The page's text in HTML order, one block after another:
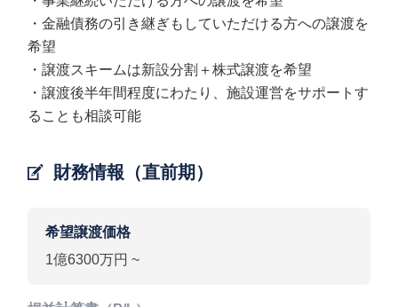
・金融債務の引き継ぎもしていただける方への譲渡を
希望
・譲渡スキームは新設分割＋株式譲渡を希望
・譲渡後半年間程度にわたり、施設運営をサポートす
ることも相談可能
財務情報（直前期）
希望譲渡価格
1億6300万円 ~